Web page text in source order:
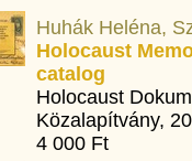
Huhák Heléna,
Holocaust
catalog
Holocaust
Közalapítvány,
4 000 Ft